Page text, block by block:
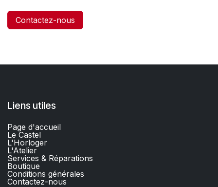
Contactez-nous
Liens utiles
Page d'accueil
Le Castel
L'Horloger
L'Atelier
Services & Réparations
Boutique
Conditions générales
Contactez-nous​